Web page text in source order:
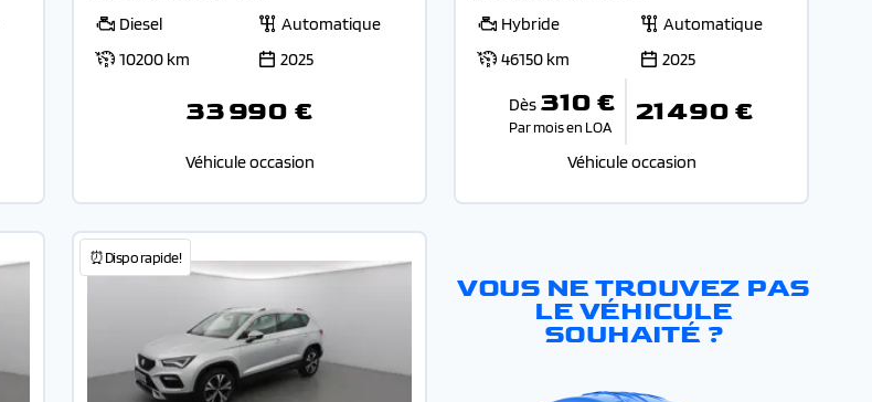
Diesel
Automatique
10200 km
2025
33 990 €
Véhicule occasion
Hybride
Automatique
46150 km
2025
Dès 310 €
Par mois en LOA 21 490 €
Véhicule occasion
⏰Dispo rapide!
VOUS NE TROUVEZ PAS
LE VÉHICULE
SOUHAITÉ ?